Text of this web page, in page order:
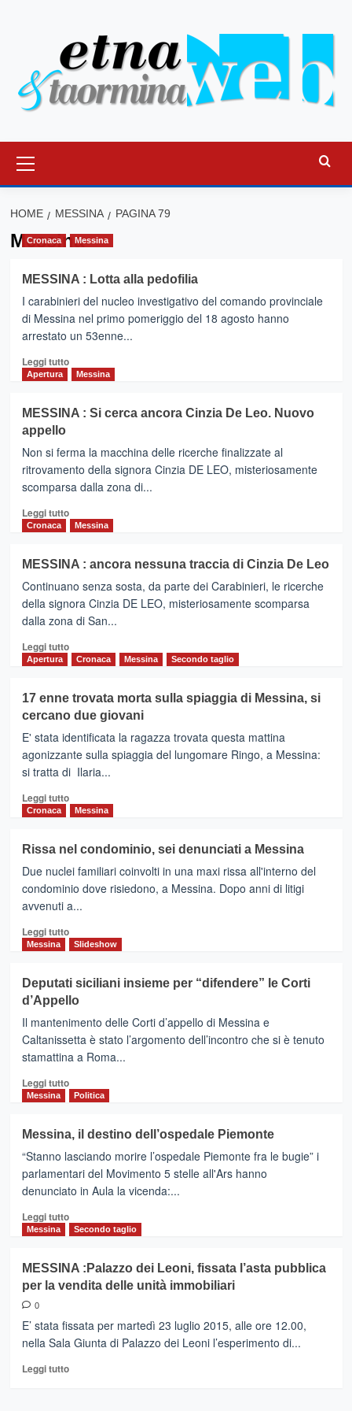
principale
HOME MESSINA PAGINA 79
Messina
Cronaca Messina
MESSINA : Lotta alla pedofilia
I carabinieri del nucleo investigativo del comando provinciale
di Messina nel primo pomeriggio del 18 agosto hanno
arrestato un 53enne...
Leggi tuttoLeggi
MESSINA
Lotta
alla
pedofilia
Apertura Messina
MESSINA : Si cerca ancora Cinzia De Leo. Nuovo
appello
Non si ferma la macchina delle ricerche finalizzate al
ritrovamento della signora Cinzia DE LEO, misteriosamente
scomparsa dalla zona di...
Leggi tuttoLeggi
di
MESSINA
:
Si
cerca
ancora
Cinzia
De
appello
Cronaca Messina
MESSINA : ancora nessuna traccia di Cinzia De Leo
Continuano senza sosta, da parte dei Carabinieri, le ricerche
della signora Cinzia DE LEO, misteriosamente scomparsa
dalla zona di San...
Leggi tuttoLeggi
MESSINA
:
ancora
nessuna
traccia
di
Cinzia
De
Apertura Cronaca Messina Secondo taglio
17 enne trovata morta sulla spiaggia di Messina, si
cercano due giovani
E' stata identificata la ragazza trovata questa mattina
agonizzante sulla spiaggia del lungomare Ringo, a Messina:
si tratta di Ilaria...
Leggi tuttoLeggi
di
17
enne
trovata
sulla
spiaggia
di
cercano
due
giovani
Cronaca Messina
Rissa nel condominio, sei denunciati a Messina
Due nuclei familiari coinvolti in una maxi rissa all'interno del
condominio dove risiedono, a Messina. Dopo anni di litigi
avvenuti a...
Leggi tuttoLeggi
di
Rissa
nel
condominio,
sei
denunciati
a
Messina
Messina Slideshow
Deputati siciliani insieme per “difendere” le Corti
d’Appello
Il mantenimento delle Corti d’appello di Messina e
Caltanissetta è stato l’argomento dell’incontro che si è tenuto
stamattina a Roma...
Leggi tuttoLeggi
di
Deputati
siciliani
insieme
per
“difendere”
le
Corti
Messina Politica
Messina, il destino dell’ospedale Piemonte
“Stanno lasciando morire l’ospedale Piemonte fra le bugie” i
parlamentari del Movimento 5 stelle all'Ars hanno
denunciato in Aula la vicenda:...
Leggi tuttoLeggi
di
Messina,
il
Piemonte
Messina Secondo taglio
MESSINA :Palazzo dei Leoni, fissata l’asta pubblica
per la vendita delle unità immobiliari
0
E’ stata fissata per martedì 23 luglio 2015, alle ore 12.00,
nella Sala Giunta di Palazzo dei Leoni l’esperimento di...
Leggi tuttoLeggi